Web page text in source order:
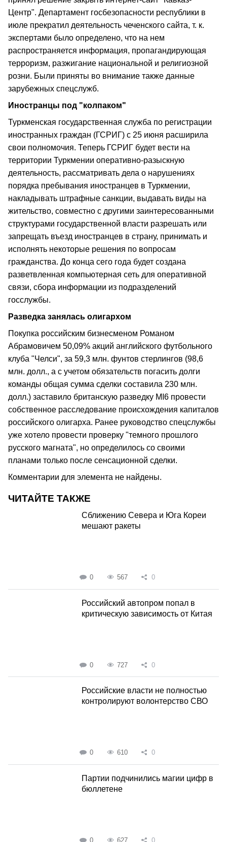
Центр". Департамент госбезопасности республики в
июле прекратил деятельность чеченского сайта, т. к.
экспертами было определено, что на нем
распространяется информация, пропагандирующая
терроризм, разжигание национальной и религиозной
розни. Были приняты во внимание также данные
зарубежных спецслужб.
Иностранцы под "колпаком"
Туркменская государственная служба по регистрации
иностранных граждан (ГСРИГ) с 25 июня расширила
свои полномочия. Теперь ГСРИГ будет вести на
территории Туркмении оперативно-разыскную
деятельность, рассматривать дела о нарушениях
порядка пребывания иностранцев в Туркмении,
накладывать штрафные санкции, выдавать виды на
жительство, совместно с другими заинтересованными
структурами государственной власти разрешать или
запрещать въезд иностранцев в страну, принимать и
исполнять некоторые решения по вопросам
гражданства. До конца сего года будет создана
разветвленная компьютерная сеть для оперативной
связи, сбора информации из подразделений
госслужбы.
Разведка занялась олигархом
Покупка российским бизнесменом Романом
Абрамовичем 50,09% акций английского футбольного
клуба "Челси", за 59,3 млн. фунтов стерлингов (98,6
млн. долл., а с учетом обязательств погасить долги
команды общая сумма сделки составила 230 млн.
долл.) заставило британскую разведку MI6 провести
собственное расследование происхождения капиталов
российского олигарха. Ранее руководство спецслужбы
уже хотело провести проверку "темного прошлого
русского магната", но определилось со своими
планами только после сенсационной сделки.
Комментарии для элемента не найдены.
ЧИТАЙТЕ ТАКЖЕ
Сближению Севера и Юга Кореи
мешают ракеты
0 567 0
Российский автопром попал в
критическую зависимость от Китая
0 727 0
Российские власти не полностью
контролируют волонтерство СВО
0 610 0
Партии подчинились магии цифр в
бюллетене
0 627 0